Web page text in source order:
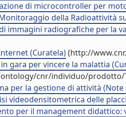
di microcontroller per
della Radioattività
immagini radiografiche per la
(Curatela)(http://
gara per vincere la malattia
cnr/individuo/prodotto/
per la gestione di attività
videodensitometrica delle
per il management